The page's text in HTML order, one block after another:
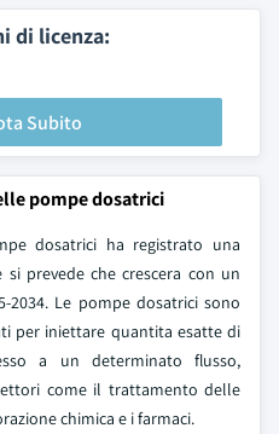
di licenza:
Subito
pompe dosatrici
dosatrici ha registrato una
prevede che crescera con un
2034. Le pompe dosatrici sono
per iniettare quantita esatte di
a un determinato flusso,
come il trattamento delle
chimica e i farmaci.